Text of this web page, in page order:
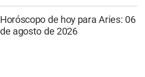
Horóscopo de hoy para Aries: 06
de agosto de 2026